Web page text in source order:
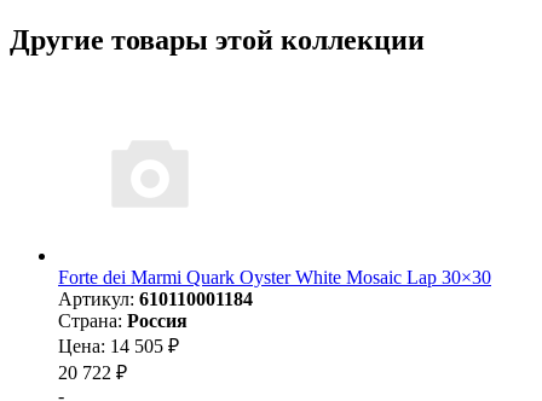
Другие товары этой коллекции
Forte dei Marmi Quark Oyster White Mosaic Lap 30×30
Артикул: 610110001184
Страна: Россия
Цена: 14 505 ₽
20 722 ₽
-